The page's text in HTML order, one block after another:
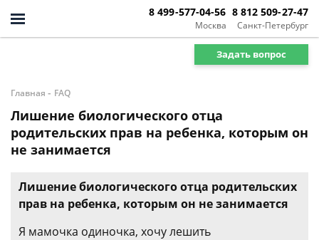
Москва
8 499-577-04-56
Санкт-Петербург
8 812 509-27-47
Задать вопрос
Главная - FAQ
Лишение биологического отца
родительских прав на ребенка, которым он
не занимается
Лишение биологического отца родительских
прав на ребенка, которым он не занимается
Я мамочка одиночка, хочу лешить